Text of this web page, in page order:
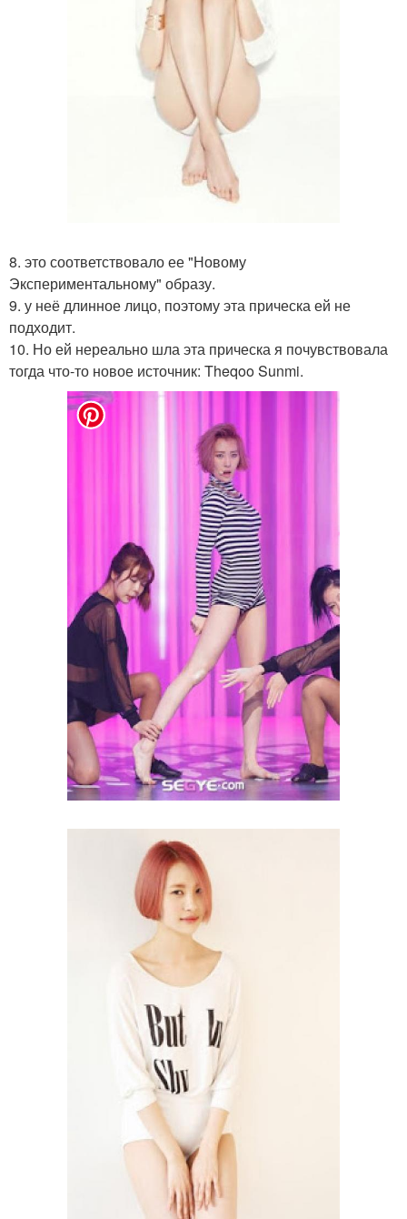
8. это соответствовало ее "Новому
Экспериментальному" образу.
9. у неё длинное лицо, поэтому эта прическа ей не
подходит.
10. Но ей нереально шла эта прическа я почувствовала
тогда что-то новое источник: Theqoo Sunmi.